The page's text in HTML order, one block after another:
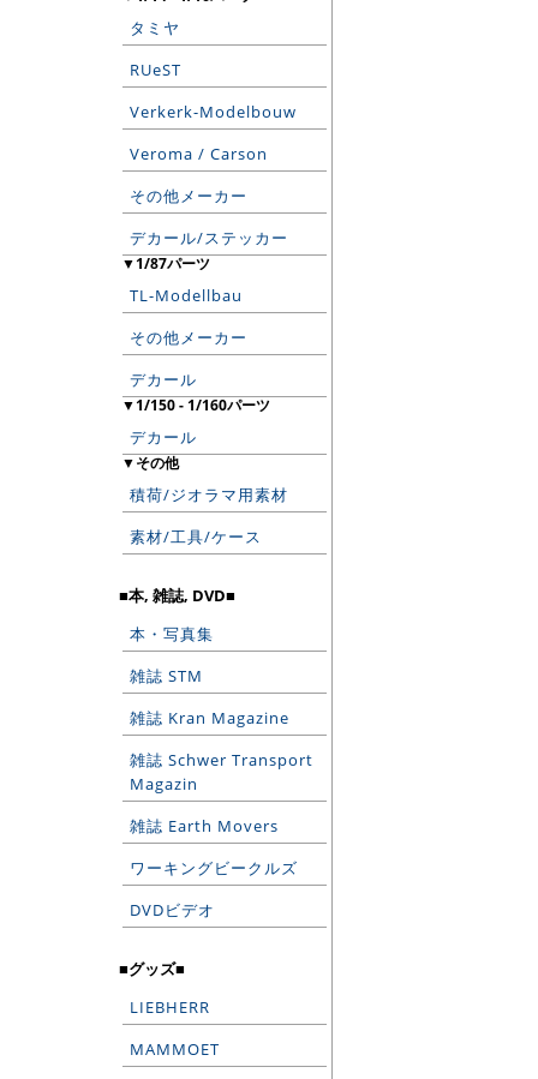
タミヤ
RUeST
Verkerk-Modelbouw
Veroma / Carson
その他メーカー
デカール/ステッカー
▼1/87パーツ
TL-Modellbau
その他メーカー
デカール
▼1/150 - 1/160パーツ
デカール
▼その他
積荷/ジオラマ用素材
素材/工具/ケース
■本, 雑誌, DVD■
本・写真集
雑誌 STM
雑誌 Kran Magazine
雑誌 Schwer Transport
Magazin
雑誌 Earth Movers
ワーキングビークルズ
DVDビデオ
■グッズ■
LIEBHERR
MAMMOET